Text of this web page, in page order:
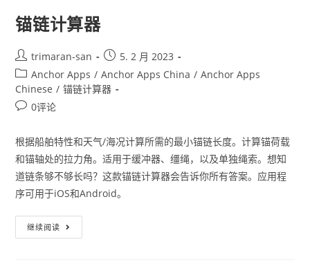
锚链计算器
trimaran-san
5. 2 月 2023
Anchor Apps / Anchor Apps China / Anchor Apps
Chinese / 锚链计算器
0评论
根据船舶特性和天气/海况计算所需的最小锚链长度。计算锚荷载
和锚轴处的拉力角。适用于缓冲器、缰绳，以及单独绳索。想知
道链条够不够长吗？这款锚链计算器会告诉你所有答案。应用程
序可用于iOS和Android。
继续阅读